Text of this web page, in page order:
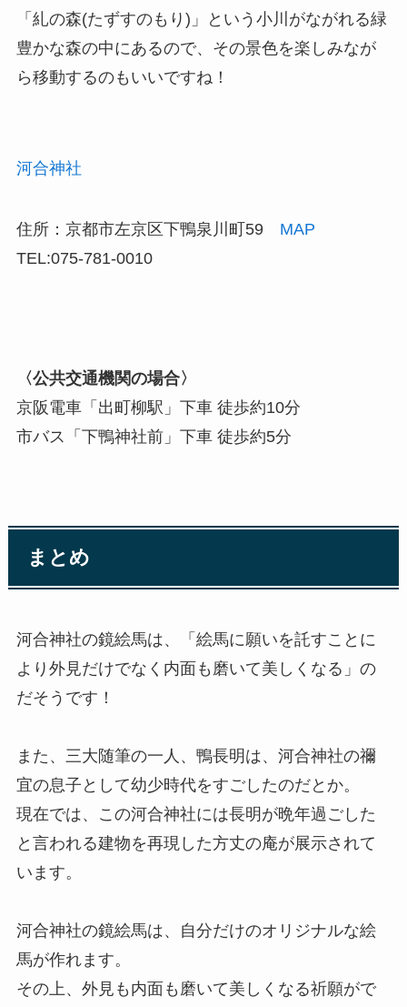
「糺の森(たずすのもり)」という小川がながれる緑
豊かな森の中にあるので、その景色を楽しみなが
ら移動するのもいいですね！
河合神社
住所：京都市左京区下鴨泉川町59 MAP
TEL:075-781-0010
〈公共交通機関の場合〉
京阪電車「出町柳駅」下車 徒歩約10分
市バス「下鴨神社前」下車 徒歩約5分
まとめ
河合神社の鏡絵馬は、「絵馬に願いを託すことに
より外見だけでなく内面も磨いて美しくなる」の
だそうです！
また、三大随筆の一人、鴨長明は、河合神社の禰
宜の息子として幼少時代をすごしたのだとか。
現在では、この河合神社には長明が晩年過ごした
と言われる建物を再現した方丈の庵が展示されて
います。
河合神社の鏡絵馬は、自分だけのオリジナルな絵
馬が作れます。
その上、外見も内面も磨いて美しくなる祈願がで